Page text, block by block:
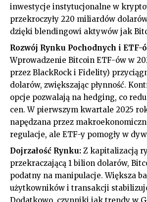
inwestycje instytucjonalne w
przekroczyły 220 miliardów
dzięki blendingowi aktywów jak
Rozwój Rynku Pochodnych i ETF-
Wprowadzenie Bitcoin ETF-ów w
przez BlackRock i Fidelity)
dolarów, zwiększając płynność.
opcje pozwalają na hedging, co
cen. W pierwszym kwartale 2025
napędzana przez
regulacje, ale ETF-y pomogły w
Dojrzałość Rynku: Z kapitalizacją
przekraczającą 1 bilion dolarów,
podatny na manipulacje. Większa
użytkowników i transakcji